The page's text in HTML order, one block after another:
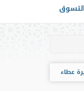
عطاء